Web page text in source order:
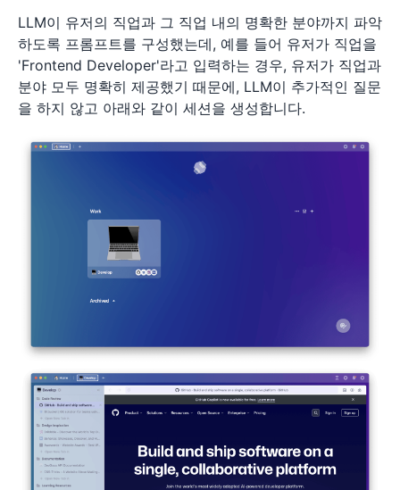
LLM이 유저의 직업과 그 직업 내의 명확한 분야까지 파악
하도록 프롬프트를 구성했는데, 예를 들어 유저가 직업을
'Frontend Developer'라고 입력하는 경우, 유저가 직업과
분야 모두 명확히 제공했기 때문에, LLM이 추가적인 질문
을 하지 않고 아래와 같이 세션을 생성합니다.